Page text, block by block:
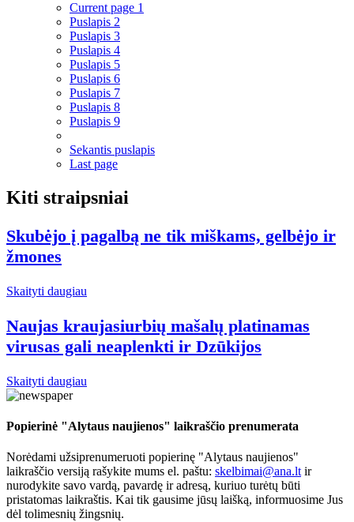
Current page 1
Puslapis 2
Puslapis 3
Puslapis 4
Puslapis 5
Puslapis 6
Puslapis 7
Puslapis 8
Puslapis 9
Sekantis puslapis
Last page
Kiti straipsniai
Skubėjo į pagalbą ne tik miškams, gelbėjo ir
žmones
Skaityti daugiau
Naujas kraujasiurbių mašalų platinamas
virusas gali neaplenkti ir Dzūkijos
Skaityti daugiau
Popierinė "Alytaus naujienos" laikraščio prenumerata
Norėdami užsiprenumeruoti popierinę "Alytaus naujienos"
laikraščio versiją rašykite mums el. paštu: skelbimai@ana.ltir
nurodykite savo vardą, pavardę ir adresą, kuriuo turėtų būti
pristatomas laikraštis. Kai tik gausime jūsų laišką, informuosime Jus
dėl tolimesnių žingsnių.